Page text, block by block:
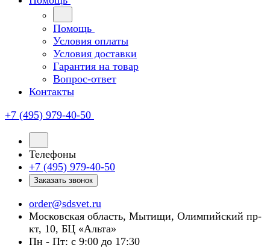
Помощь
Условия оплаты
Условия доставки
Гарантия на товар
Вопрос-ответ
Контакты
+7 (495) 979-40-50
Телефоны
+7 (495) 979-40-50
Заказать звонок
order@sdsvet.ru
Московская область, Мытищи, Олимпийский пр-
кт, 10, БЦ «Альта»
Пн - Пт: с 9:00 до 17:30